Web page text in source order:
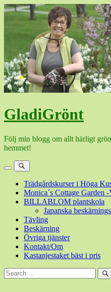
Hoppa
GladiGrönt
Följ min blogg om allt härligt
hemmet!
MenySök
Trädgårdskurser i Höga
Monica´s Cottage Garden
BILLABLOM plantskola
Japanska
Tävling
Beskärning
Övriga tjänster
Kontakt/Om
Kastanjestaket bäst i pris
Sök
efter: